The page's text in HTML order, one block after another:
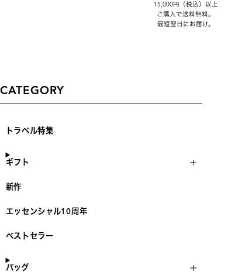
15,000円（税込）以上
ご購入で送料無料。
最短翌日にお届け。
CATEGORY
トラベル特集
ギフト
新作
エッセンシャル10周年
ベストセラー
バッグ